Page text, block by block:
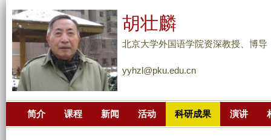
到
主
胡壮麟
北京大学外国语学院资深教授、博导
yyhzl@pku.edu.cn
简介 课程 新闻 活动 科研成果 演讲